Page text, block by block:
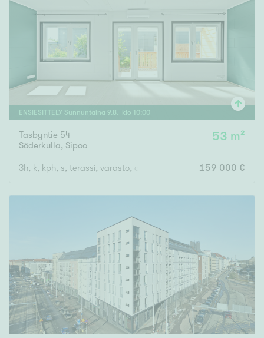
ENSIESITTELY Sunnuntaina 9. 8 . klo 10:00
Tasbyntie 54
Söderkulla, Sipoo
53 m²
3h, k, kph, s, terassi, varasto, autokatospaikka 159 000 €